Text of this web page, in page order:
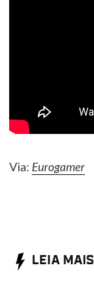
Via: Eurogamer
LEIA MAIS